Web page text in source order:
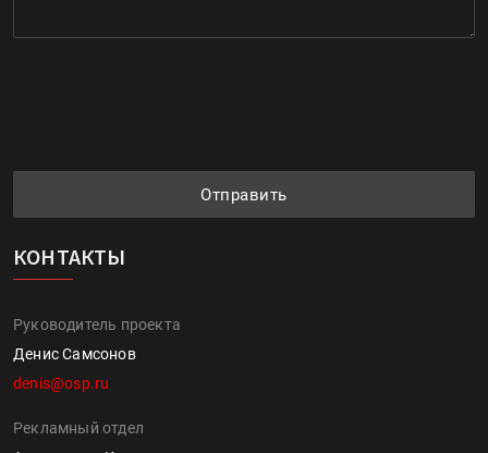
Отправить
КОНТАКТЫ
Руководитель проекта
Денис Самсонов
denis@osp.ru
Рекламный отдел